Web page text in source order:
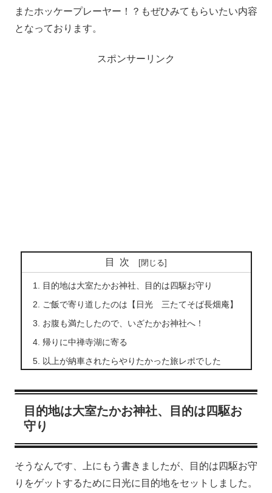
またホッケープレーヤー！？もぜひみてもらいたい内容
となっております。
スポンサーリンク
目次
目的地は大室たかお神社、目的は四駆お守り
ご飯で寄り道したのは【日光 三たてそば長畑庵】
お腹も満たしたので、いざたかお神社へ！
帰りに中禅寺湖に寄る
以上が納車されたらやりたかった旅レポでした
目的地は大室たかお神社、目的は四駆お
守り
そうなんです、上にもう書きましたが、目的は四駆お守
りをゲットするために日光に目的地をセットしました。